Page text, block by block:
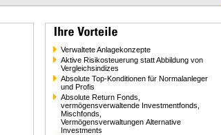
Verwaltete Anlagekonzepte
Aktive Risikosteuerung statt Abbildung von
Vergleichsindizes
Absolute Top-Konditionen für Normalanleger
und Profis
Absolute Return Fonds,
vermögensverwaltende Investmentfonds,
Mischfonds,
Vermögensverwaltungen Alternative
Investments